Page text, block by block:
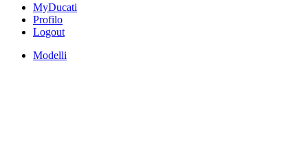
MyDucati
Profilo
Logout
Modelli